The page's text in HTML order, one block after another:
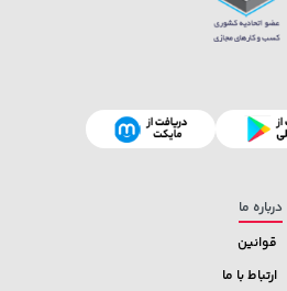
27,380,000 تومان
درباره ما
قوانین
ارتباط با ما